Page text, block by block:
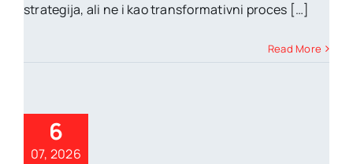
strategija, ali ne i kao transformativni proces […]
Read More
6
07, 2026